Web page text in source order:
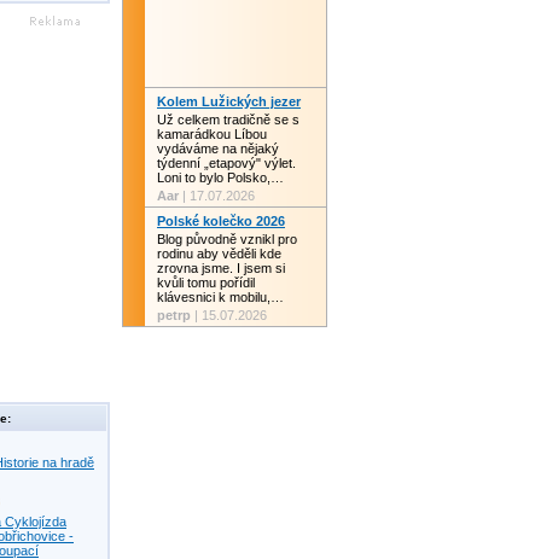
na hradě
Cyklojízda
-
Kolem Lužických jezer
Už celkem tradičně se s
kamarádkou Líbou
vydáváme na nějaký
týdenní „etapový" výlet.
Loni to bylo Polsko,…
Aar | 17.07.2026
Polské kolečko 2026
Blog původně vznikl pro
rodinu aby věděli kde
zrovna jsme. I jsem si
kvůli tomu pořídil
klávesnici k mobilu,…
petrp | 15.07.2026